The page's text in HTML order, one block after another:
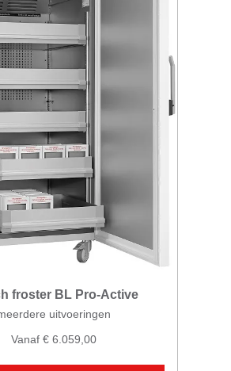
froster BL Pro-Active
uitvoeringen
Vanaf € 6.059,00